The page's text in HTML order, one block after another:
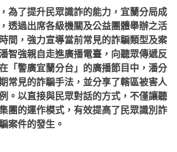
為了提升民眾識詐的能力，宜蘭分局成
透過出席各級機關及公益團體舉辦之活
間，強力宣導當前常見的詐騙類型及案
智強親自走進廣播電臺，向聽眾傳遞反
「警廣宜蘭分台」的廣播節目中，潘分
常見的詐騙手法，並分享了轄區被害人
。以直接與民眾對話的方式，不僅讓聽
團的運作模式，有效提高了民眾識別詐
案件的發生。